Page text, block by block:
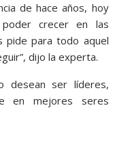
de hace años, hoy
crecer en las
pide para todo aquel
dijo la experta.
desean ser líderes,
en mejores seres